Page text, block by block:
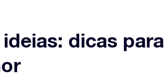
dicas para